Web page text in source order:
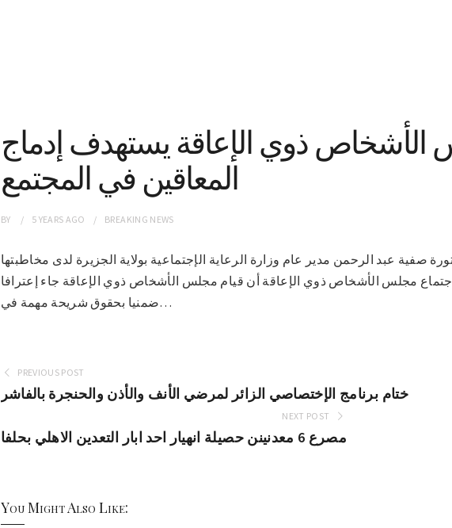
الأشخاص ذوي الإعاقة يستهدف إدماج
المعاقين في المجتمع
BY 5 YEARS AGO BREAKING NEWS
– أكدت دكتورة صفية عبد الرحمن مدير عام وزارة الرعاية الإجتماعية بولاية الجزيرة لدى مخاطبتها
مجلس الأشخاص ذوي الإعاقة أن قيام مجلس الأشخاص ذوي الإعاقة جاء إعترافا
ضمنيا بحقوق شريحة مهمة في…
PREVIOUS POST
ختام برنامج الإختصاصي الزائر لمرضي الأنف والأذن والحنجرة بالفاشر
NEXT POST
مصرع 6 معدنينن حصيلة انهيار احد ابار التعدين الاهلي بحلفا
You Might Also Like: